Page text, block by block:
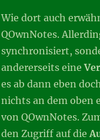
Wie dort auch
QOwnNotes.
synchronisiert,
andererseits eine
es ab dann eben
nichts an dem oben
von QOwnNotes.
den Zugriff auf die